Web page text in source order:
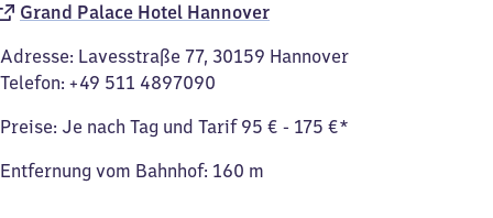
Grand Palace Hotel Hannover
Adresse: Lavesstraße 77, 30159 Hannover
Telefon: +49 511 4897090
Preise: Je nach Tag und Tarif 95 € - 175 €*
Entfernung vom Bahnhof: 160 m